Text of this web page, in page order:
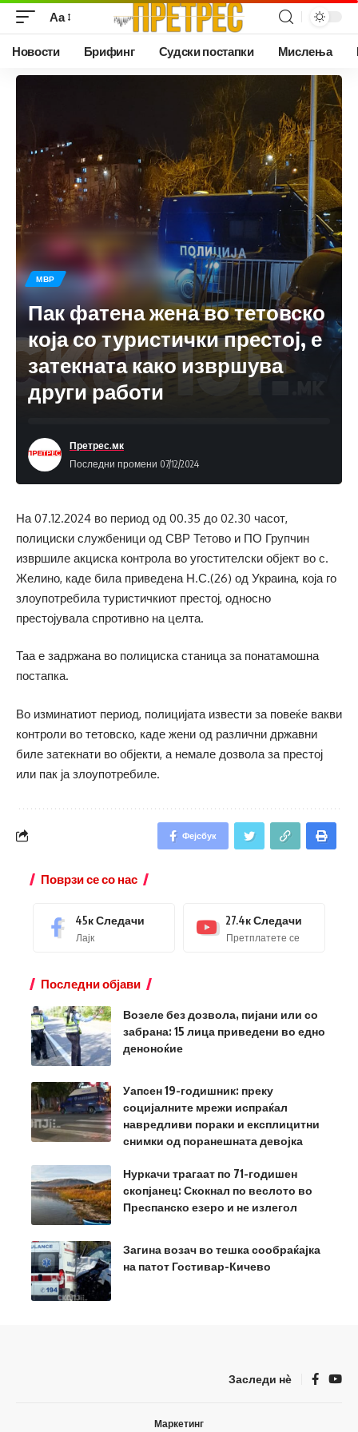
Аа
Новости Брифинг Судски постапки Мислења
МВР
Пак фатена жена во тетовско
која со туристички престој, е
затекната како извршува
други работи
Последни промени 07/12/2024
Претрес.мк
На 07.12.2024 во период од 00.35 до 02.30 часот,
полициски службеници од СВР Тетово и ПО Групчин
извршиле акциска контрола во угостителски објект во с.
Желино, каде била приведена Н.С.(26) од Украина, која го
злоупотребила туристичкиот престој, односно
престојувала спротивно на целта.
Таа е задржана во полициска станица за понатамошна
постапка.
Во изминатиот период, полицијата извести за повеќе вакви
контроли во тетовско, каде жени од различни државни
биле затекнати во објекти, а немале дозвола за престој
или пак ја злоупотребиле.
Фејсбук
Поврзи се со нас
45кСледачи
Лајк
27.4кСледачи
Претплатете се
Последни објави
Возеле без дозвола, пијани или со
забрана: 15 лица приведени во едно
деноноќие
Уапсен 19-годишник: преку
социјалните мрежи испраќал
навредливи пораки и експлицитни
снимки од поранешната девојка
Нуркачи трагаат по 71-годишен
скопјанец: Скокнал по веслото во
Преспанско езеро и не излегол
Загина возач во тешка сообраќајка
на патот Гостивар-Кичево
Заследи нѐ
Маркетинг